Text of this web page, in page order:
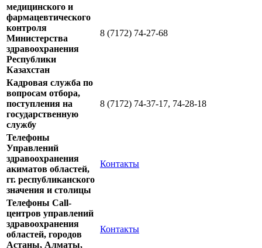
медицинского и
фармацевтического
контроля
Министерства
здравоохранения
Республики
Казахстан
8 (7172) 74-27-68
Кадровая служба по
вопросам отбора,
поступления на
государственную
службу
8 (7172) 74-37-17, 74-28-18
Телефоны
Управлений
здравоохранения
акиматов областей,
гг. республиканского
значения и столицы
Контакты
Телефоны Сall-
центров управлений
здравоохранения
областей, городов
Астаны, Алматы,
Контакты